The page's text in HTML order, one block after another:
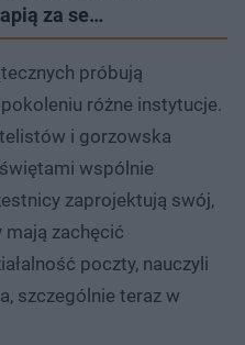
za se…
próbują
różne instytucje.
i gorzowska
wspólnie
zaprojektują swój,
zachęcić
poczty, nauczyli
szczególnie teraz w